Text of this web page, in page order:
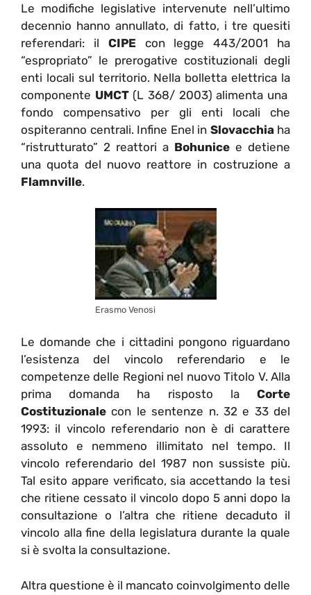
Le modifiche legislative intervenute nell’ultimo
decennio hanno annullato, di fatto, i tre quesiti
referendari: il CIPEcon legge 443/2001 ha
“espropriato” le prerogative costituzionali degli
enti locali sul territorio. Nella bolletta elettrica la
componente UMCT (L 368/ 2003) alimenta una
fondo compensativo per gli enti locali che
ospiteranno centrali. Infine Enel in Slovacchiaha
“ristrutturato” 2 reattori a Bohunice e detiene
una quota del nuovo reattore in costruzione a
Flamnville.
Erasmo Venosi
Le domande che i cittadini pongono riguardano
l’esistenza del vincolo referendario e le
competenze delle Regioni nel nuovo Titolo V. Alla
prima domanda ha risposto la Corte
Costituzionale con le sentenze n. 32 e 33 del
1993: il vincolo referendario non è di carattere
assoluto e nemmeno illimitato nel tempo. Il
vincolo referendario del 1987 non sussiste più.
Tal esito appare verificato, sia accettando la tesi
che ritiene cessato il vincolo dopo 5 anni dopo la
consultazione o l’altra che ritiene decaduto il
vincolo alla fine della legislatura durante la quale
si è svolta la consultazione.
Altra questione è il mancato coinvolgimento delle